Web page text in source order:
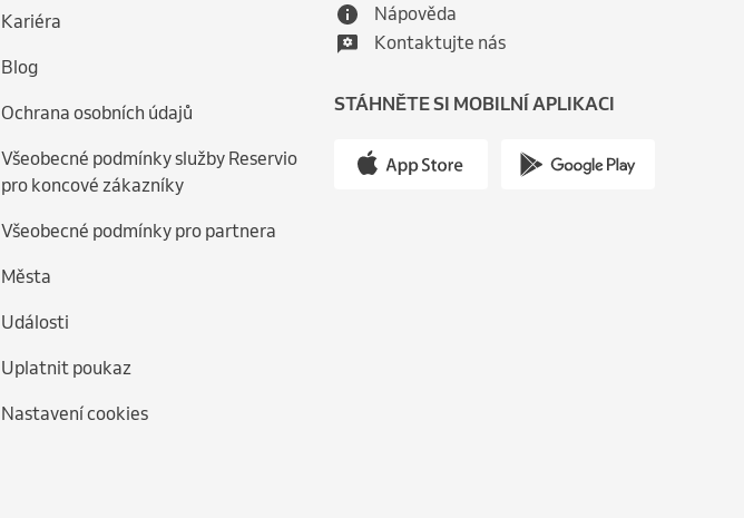
Kariéra
Blog
Ochrana osobních údajů
Všeobecné podmínky služby Reservio
pro koncové zákazníky
Všeobecné podmínky pro partnera
Města
Události
Uplatnit poukaz
Nastavení cookies
Nápověda
Kontaktujte nás
STÁHNĚTE SI MOBILNÍ APLIKACI